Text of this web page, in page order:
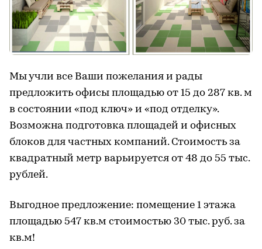
Мы учли все Ваши пожелания и рады
предложить офисы площадью от 15 до 287 кв. м
в состоянии «под ключ» и «под отделку».
Возможна подготовка площадей и офисных
блоков для частных компаний. Стоимость за
квадратный метр варьируется от 48 до 55 тыс.
рублей.
Выгодное предложение: помещение 1 этажа
площадью 547 кв.м стоимостью 30 тыс. руб. за
кв.м!